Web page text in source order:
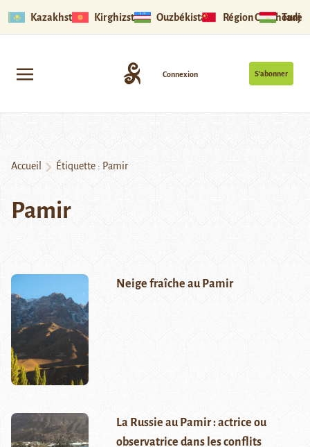
Kazakhstan Kirghizstan Ouzbékistan Région Ouïghoure
S’abonner
Connexion
Accueil Étiquette : Pamir
Pamir
Neige fraîche au Pamir
La Russie au Pamir : actrice ou
observatrice dans les conflits